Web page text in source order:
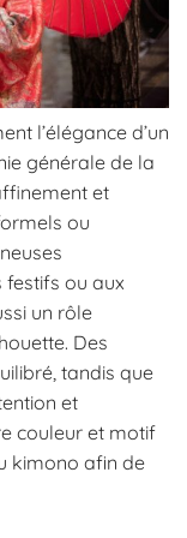
l’élégance d’un
générale de la
et
ou
ou aux
un rôle
Des
tandis que
et
couleur et motif
kimono afin de